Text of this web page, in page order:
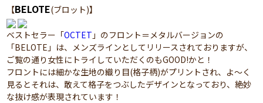
【BELOTE(ブロット)】
ベストセラー「OCTET 」のフロント＝メタルバージョンの
「BELOTE」は、メンズラインとしてリリースされておりますが、
ご覧の通り女性にトライしていただくのもGOOD!かと！
フロントには細かな生地の織り目(格子柄)がプリントされ、よ～く
見るとそれは、敢えて格子をつぶしたデザインとなっており、絶妙
な抜け感が表現されています！